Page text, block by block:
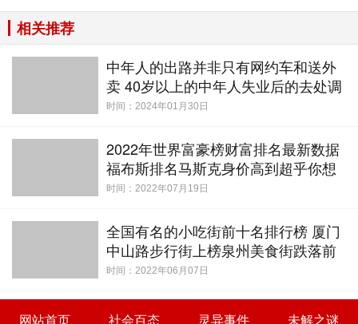
相关推荐
中年人的出路并非只有网约车和送外
卖 40岁以上的中年人失业后的去处调
查
时间：2024年01月30日
2022年世界富豪榜财富排名最新数据
福布斯排名马斯克身价高到超乎你想
象
时间：2022年07月19日
全国有名的小吃街前十名排行榜 厦门
中山路步行街上榜泉州美食街跌落前
十
时间：2022年06月07日
网站首页 社会百态 灵异事件 未解之谜